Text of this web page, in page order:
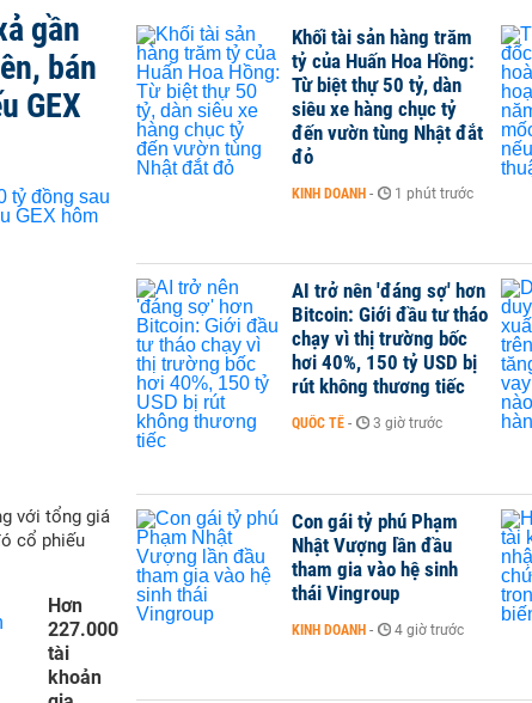
gần
bán
GEX
với tổng giá
cổ phiếu
Hơn
227.000
tài
khoản
Khối tài sản hàng trăm
tỷ của Huấn Hoa Hồng:
Từ biệt thự 50 tỷ, dàn
siêu xe hàng chục tỷ
đến vườn tùng Nhật đắt
đỏ
KINH DOANH - 1 phút trước
AI trở nên 'đáng sợ' hơn
Bitcoin: Giới đầu tư tháo
chạy vì thị trường bốc
hơi 40%, 150 tỷ USD bị
rút không thương tiếc
QUỐC TẾ - 3 giờ trước
Con gái tỷ phú Phạm
Nhật Vượng lần đầu
tham gia vào hệ sinh
thái Vingroup
KINH DOANH - 4 giờ trước